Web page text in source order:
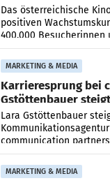
400.000 Besucher
Das österreichische
positiven
400.000 Besucherinnen
höheren
2026 gegenüber dem
MARKETING & MEDIA
Karrieresprung bei
Gstöttenbauer
auf
Lara Gstöttenbauer
communication
Die 27-jährige
und Kunden in den
MARKETING & MEDIA